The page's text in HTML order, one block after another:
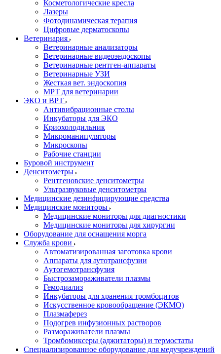
Косметологические кресла
Лазеры
Фотодинамическая терапия
Цифровые дерматоскопы
Ветеринария
Ветеринарные анализаторы
Ветеринарные видеоэндоскопы
Ветеринарные рентген-аппараты
Ветеринарные УЗИ
Жесткая вет. эндоскопия
МРТ для ветеринарии
ЭКО и ВРТ
Антивибрационные столы
Инкубаторы для ЭКО
Криохолодильник
Микроманипуляторы
Микроскопы
Рабочие станции
Буровой инструмент
Денситометры
Рентгеновские денситометры
Ультразвуковые денситометры
Медицинские дезинфицирующие средства
Медицинские мониторы
Медицинские мониторы для диагностики
Медицинские мониторы для хирургии
Оборудование для оснащения морга
Служба крови
Автоматизированная заготовка крови
Аппараты для аутотрансфузии
Аутогемотрансфузия
Быстрозамораживатели плазмы
Гемодиализ
Инкубаторы для хранения тромбоцитов
Искусственное кровообращение (ЭКМО)
Плазмаферез
Подогрев инфузионных растворов
Размораживатели плазмы
Тромбомиксеры (аджитаторы) и термостаты
Специализированное оборудование для медучреждений